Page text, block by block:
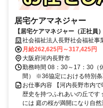
居宅ケアマネジャー
【居宅ケアマネジャー（正社員
く/中高年・ミドル活躍
社会福祉法人長野社会福祉事
月給262,625円～317,425円
大阪府河内長野市
勤務時間 08：30～17：30
間） ※36協定における特別条
お仕事内容 【河内長野市内
歴史を持つふれあいの丘です
には 庭の桜が満開になり自